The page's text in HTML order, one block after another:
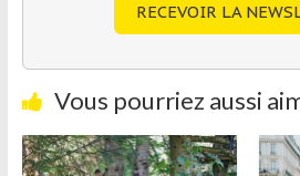
RECEVOIR LA
Vous pourriez aussi